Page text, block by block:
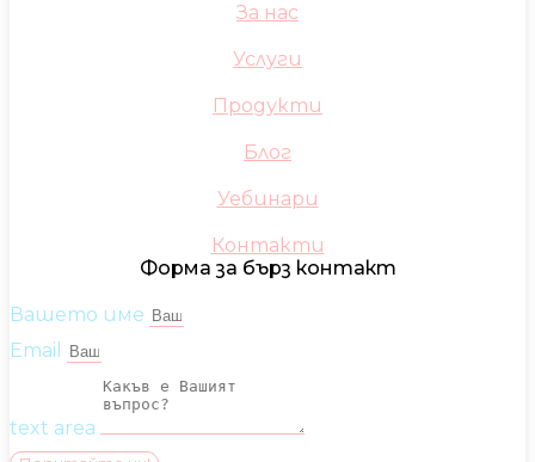
За нас
Услуги
Продукти
Блог
Уебинари
Контакти
Форма за бърз контакт
Вашето име
Email
text area